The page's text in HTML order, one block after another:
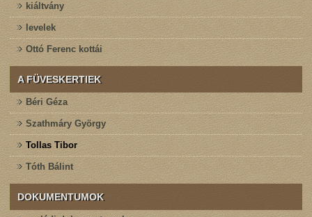
kiáltvány
levelek
Ottó Ferenc kottái
A FÜVESKERTIEK
Béri Géza
Szathmáry György
Tollas Tibor
Tóth Bálint
DOKUMENTUMOK